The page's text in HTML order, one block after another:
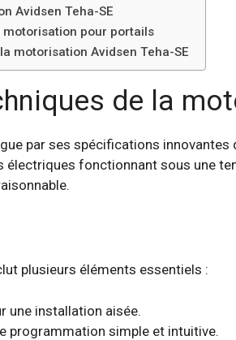
Avidsen Teha-SE
pour portails
motorisation Avidsen Teha-SE
de la
par ses spécifications
fonctionnant sous une
plusieurs éléments essentiels :
une installation aisée.
programmation simple et intuitive.